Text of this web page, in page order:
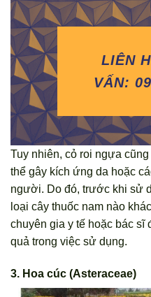
LIÊN
VẤN:
Tuy nhiên, cỏ roi ngựa
thể gây kích ứng da hoặc
người. Do đó, trước khi sử
loại cây thuốc nam nào
chuyên gia y tế hoặc bác sĩ
quả trong việc sử dụng.
3. Hoa cúc (Asteraceae)